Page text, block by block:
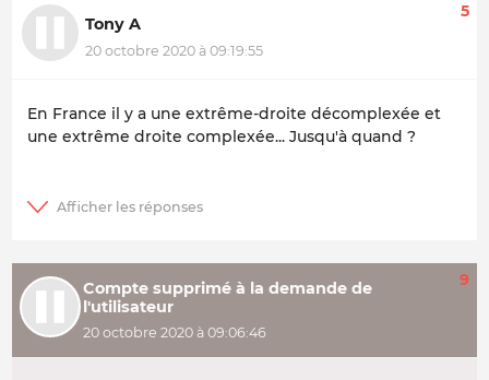
Tony A
20 octobre 2020 à 09:19:55
5
En France il y a une extrême-droite décomplexée et
une extrême droite complexée... Jusqu'à quand ?
Compte supprimé à la demande de
l'utilisateur
20 octobre 2020 à 09:06:46
9